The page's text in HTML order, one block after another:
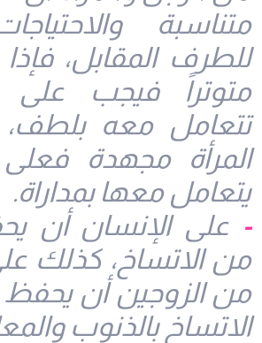
متناسبة
للطرف المقابل،
متوتراً فيجب على
تتعامل معه بلطف،
المرأة مجهدة
يتعامل معها بمداراة.
- على الإنسان أن
من الاتساخ، كذلك
من الزوجين أن
الاتساخ بالذنوب